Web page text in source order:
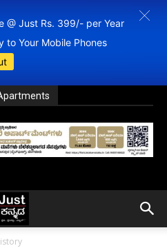
@ Just Rs. 399/- per Year
to Your Mobile Phones